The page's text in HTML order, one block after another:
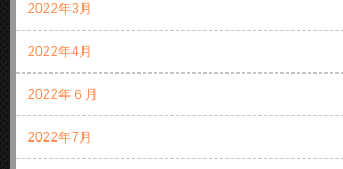
2022年3月
2022年4月
2022年６月
2022年7月